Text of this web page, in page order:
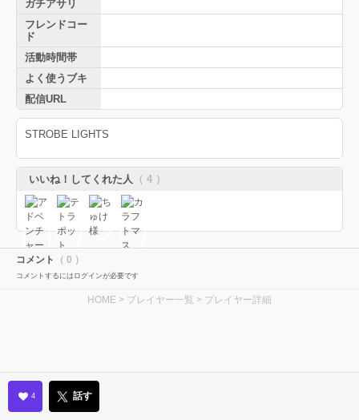
ガチアサリ
フレンドコー
ド
活動時間帯
よく使うブキ
配信URL
STROBE LIGHTS
いいね！してくれた人 （ 4 ）
コメント （ 0 ）
コメントするにはログインが必要です
HOME > プレイヤー一覧 > プレイヤー詳細
4 話す